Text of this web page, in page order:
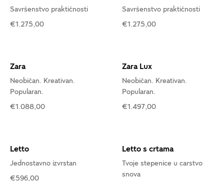
Savršenstvo praktičnosti
€1.275,00
Savršenstvo praktičnosti
€1.275,00
Zara
Neobičan. Kreativan.
Popularan.
€1.088,00
Zara Lux
Neobičan. Kreativan.
Popularan.
€1.497,00
Letto
Jednostavno izvrstan
€596,00
Letto s crtama
Tvoje stepenice u carstvo
snova